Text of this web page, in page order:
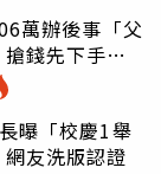
萬辦後事「父
錢先下手是
曝「校慶1舉
友洗版認證